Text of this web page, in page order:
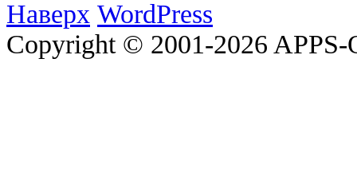
Наверх WordPress
Copyright © 2001-2026